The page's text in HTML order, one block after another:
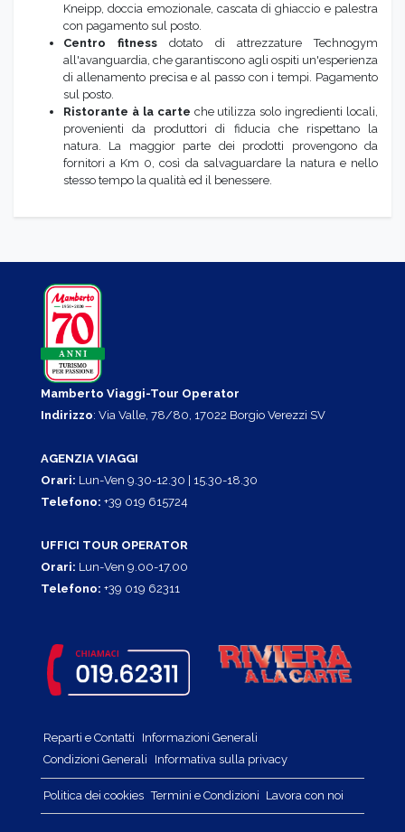
Kneipp, doccia emozionale, cascata di ghiaccio e palestra
con pagamento sul posto.
Centro fitness dotato di attrezzature Technogym
all'avanguardia, che garantiscono agli ospiti un'esperienza
di allenamento precisa e al passo con i tempi. Pagamento
sul posto.
Ristorante à la carte che utilizza solo ingredienti locali,
provenienti da produttori di fiducia che rispettano la
natura. La maggior parte dei prodotti provengono da
fornitori a Km 0, così da salvaguardare la natura e nello
stesso tempo la qualità ed il benessere.
Mamberto Viaggi-Tour Operator
Indirizzo: Via Valle, 78/80, 17022 Borgio Verezzi SV
AGENZIA VIAGGI
Orari: Lun-Ven 9.30-12.30 | 15.30-18.30
Telefono: +39 019 615724
UFFICI TOUR OPERATOR
Orari: Lun-Ven 9.00-17.00
Telefono: +39 019 62311
Reparti e Contatti
Informazioni Generali
Condizioni Generali
Informativa sulla privacy
Politica dei cookies Termini e Condizioni Lavora con noi